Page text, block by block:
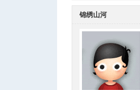
锦绣山河